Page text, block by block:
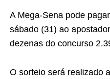
A Mega-Sena pode
sábado (31) ao
dezenas do concurso
O sorteio será realizado